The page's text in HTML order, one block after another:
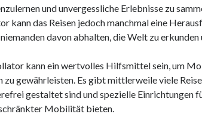
und unvergessliche Erlebnisse zu
kann das Reisen jedoch manchmal eine
davon abhalten, die Welt zu
kann ein wertvolles Hilfsmittel sein, um
zu gewährleisten. Es gibt mittlerweile viele
gestaltet sind und spezielle Einrichtungen
Mobilität bieten.